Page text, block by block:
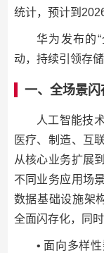
统计，预计到
华为发布的
动，持续引领存储
一、全场景闪
人工智能技
医疗、制造、互
从核心业务扩展
不同业务应用场
数据基础设施架
全面闪存化，同
• 面向多样